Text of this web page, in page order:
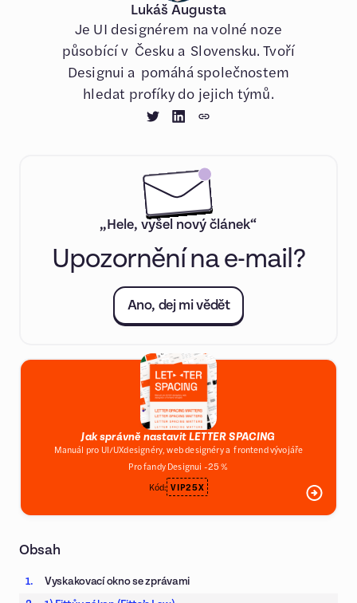
Lukáš Augusta
Je UI designérem na volné noze
působící v Česku a Slovensku. Tvoří
Designui a pomáhá společnostem
hledat profíky do jejich týmů.
„Hele, vyšel nový článek“
Upozornění na e-mail?
Ano, dej mi vědět
Jak správně nastavit LETTER SPACING
Manuál pro UI/UXdesignéry, web designéry a frontend vývojáře
Pro fandy Designui -25 %
Kód: VIP25X
Obsah
Vyskakovací okno se zprávami